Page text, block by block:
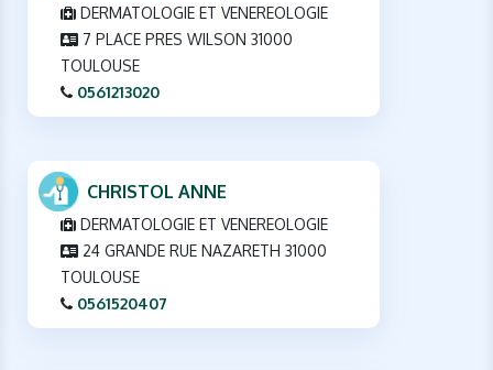
DERMATOLOGIE ET VENEREOLOGIE
7 PLACE PRES WILSON 31000
TOULOUSE
0561213020
CHRISTOL ANNE
DERMATOLOGIE ET VENEREOLOGIE
24 GRANDE RUE NAZARETH 31000
TOULOUSE
0561520407